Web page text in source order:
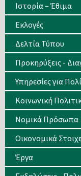
Ιστορία – Έθιμα
Eκλογές
Δελτία Τύπου
Προκηρύξεις -
Υπηρεσίες για
Κοινωνική
Νομικά Πρόσωπα
Οικονομικά
Έργα